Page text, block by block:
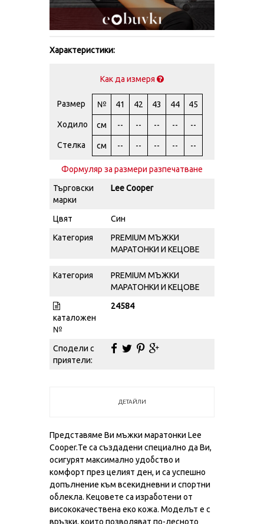
Характеристики:
Как да измеря
Размер № 41 42 43 44 45
Ходило см -- -- -- -- --
Стелка см -- -- -- -- --
Формуляр за размери разпечатване
Търговски
марки
Lee Cooper
Цвят
Син
Категория
PREMIUM МЪЖКИ
МАРАТОНКИ И КЕЦОВЕ
Категория
PREMIUM МЪЖКИ
МАРАТОНКИ И КЕЦОВЕ
каталожен
№
24584
Сподели с
приятели:
ДЕТАЙЛИ
Представяме Ви мъжки маратонки Lee
Cooper.Те са създадени специално да Ви,
осигурят максимално удобство и
комфорт през целият ден, и са успешно
допълнение към всекидневни и спортни
облекла. Кецовете са изработени от
висококачественa еко кожа. Моделът е с
връзки, които позволяват по-лесното